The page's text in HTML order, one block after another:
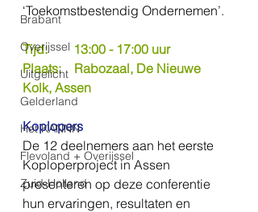
Brabant
Overijssel
Uitgelicht
Gelderland
Het KANNN
Flevoland + Overijssel
Zuid-Holland
‘Toekomstbestendig Ondernemen’.
Tijd:        13:00 - 17:00 uur
Plaats:    Rabozaal, De Nieuwe
Kolk, Assen
Koplopers
De 12 deelnemers aan het eerste
Koploperproject in Assen
presenteren op deze conferentie
hun ervaringen, resultaten en